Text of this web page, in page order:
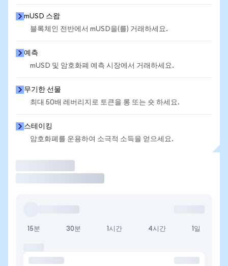
mUSD 스왑
블록체인 전반에서 mUSD을(를) 거래하세요.
예측
mUSD 및 암호화폐 예측 시장에서 거래하세요.
무기한 선물
최대 50배 레버리지로 토큰을 롱 또는 숏 하세요.
스테이킹
암호화폐를 운용하여 소극적 소득을 얻으세요.
15분 30분 1시간 4시간 1일